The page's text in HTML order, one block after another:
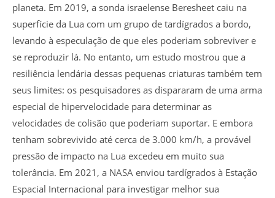
planeta. Em 2019, a sonda israelense Beresheet caiu na
superfície da Lua com um grupo de tardígrados a bordo,
levando à especulação de que eles poderiam sobreviver e
se reproduzir lá. No entanto, um estudo mostrou que a
resiliência lendária dessas pequenas criaturas também tem
seus limites: os pesquisadores as dispararam de uma arma
especial de hipervelocidade para determinar as
velocidades de colisão que poderiam suportar. E embora
tenham sobrevivido até cerca de 3.000 km/h, a provável
pressão de impacto na Lua excedeu em muito sua
tolerância. Em 2021, a NASA enviou tardígrados à Estação
Espacial Internacional para investigar melhor sua